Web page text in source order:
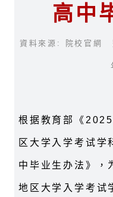
高中
資料來源: 院校官網
根据教育部《
区大学入学考试学
中毕业生办法》，
地区大学入学考试